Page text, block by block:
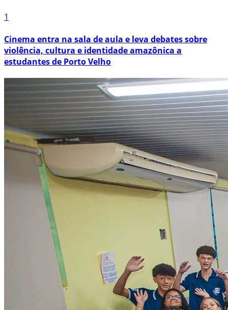
1
Cinema entra na sala de aula e leva debates sobre
violência, cultura e identidade amazônica a
estudantes de Porto Velho